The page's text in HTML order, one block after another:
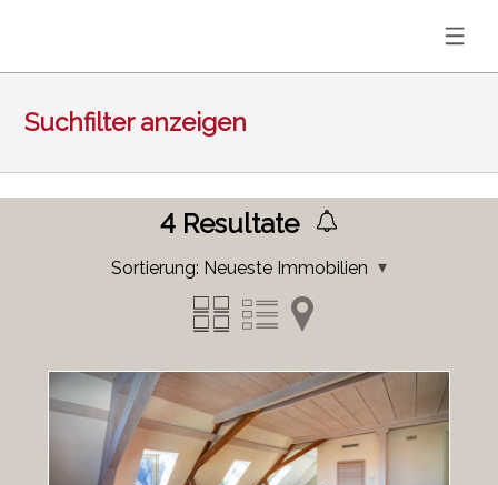
Suchfilter anzeigen
4Resultate
Sortierung: Neueste Immobilien